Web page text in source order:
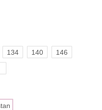
134 140 146